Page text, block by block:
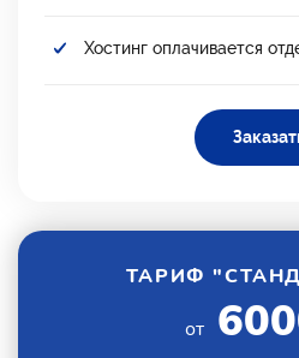
Хостинг оплачивается
ТАРИФ
от